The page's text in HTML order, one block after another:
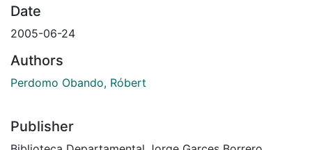
Date
2005-06-24
Authors
Perdomo Obando, Róbert
Publisher